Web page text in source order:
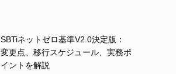
SBTiネットゼロ基準V2.0決定版：
変更点、移行スケジュール、実務ポ
イントを解説